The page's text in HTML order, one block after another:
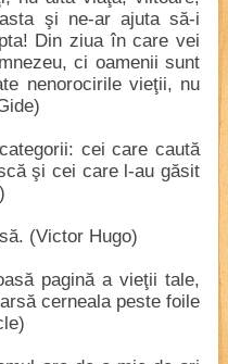
şi ne-ar ajuta să-i
Din ziua în care vei
ci oamenii sunt
nenorocirile vieţii, nu
cei care caută
şi cei care l-au găsit
(Victor Hugo)
pagină a vieţii tale,
cerneala peste foile